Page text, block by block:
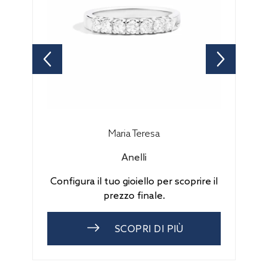
Maria Teresa
Anelli
Configura il tuo gioiello per scoprire il
prezzo finale.
SCOPRI DI PIÙ